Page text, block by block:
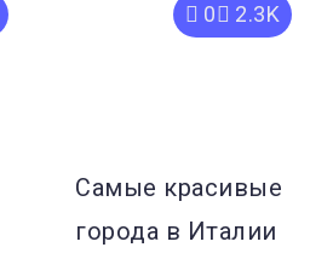
0 2.3K
Самые красивые
города в Италии